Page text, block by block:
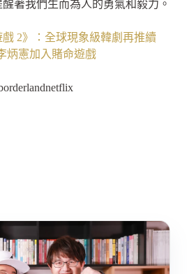
著我們生而為人的勇氣和毅力。
戲 2》：全球現象級韓劇再推續
炳憲加入賭命遊戲